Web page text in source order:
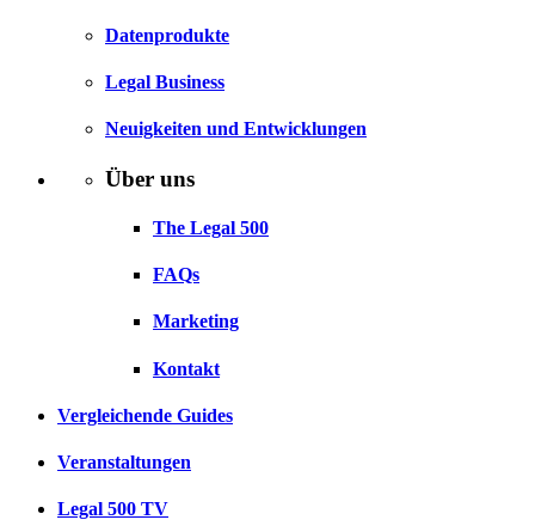
Datenprodukte
Legal Business
Neuigkeiten und Entwicklungen
Über uns
The Legal 500
FAQs
Marketing
Kontakt
Vergleichende Guides
Veranstaltungen
Legal 500 TV